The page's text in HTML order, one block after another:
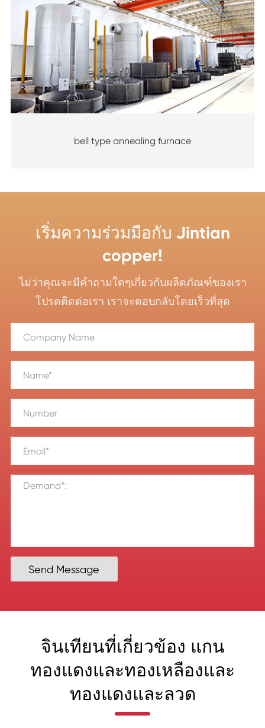
bell type annealing furnace
เริ่มความร่วมมือกับ Jintian
copper!
ไม่ว่าคุณจะมีคำถามใดๆเกี่ยวกับผลิตภัณฑ์ของเรา
โปรดติดต่อเรา เราจะตอบกลับโดยเร็วที่สุด
Send Message
จินเทียนที่เกี่ยวข้อง แกน
ทองแดงและทองเหลืองและ
ทองแดงและลวด